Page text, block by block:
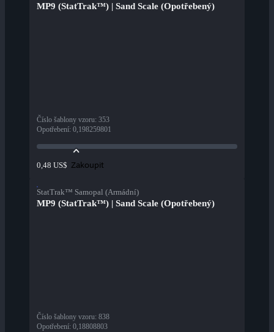
MP9 (StatTrak™) | Sand Scale (Opotřebený)
Číslo šablony vzoru: 353
Opotřebení: 0,198259801
0,48 US$ Zakoupit
StatTrak™ Samopal (Armádní)
MP9 (StatTrak™) | Sand Scale (Opotřebený)
Číslo šablony vzoru: 838
Opotřebení: 0,18808803